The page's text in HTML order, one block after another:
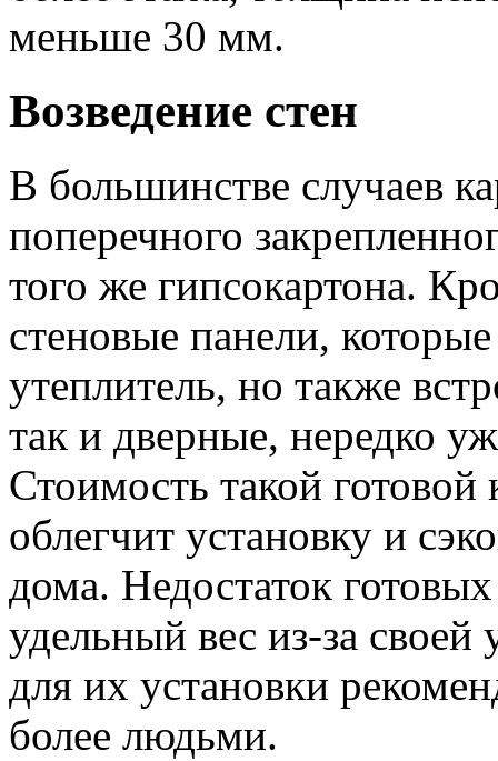
меньше 30 мм.
Возведение стен
В большинстве случаев
поперечного
того же гипсокартона.
стеновые панели,
утеплитель, но также
так и дверные, нередко
Стоимость такой
облегчит установку и
дома. Недостаток
удельный вес из-за
для их установки
более людьми.